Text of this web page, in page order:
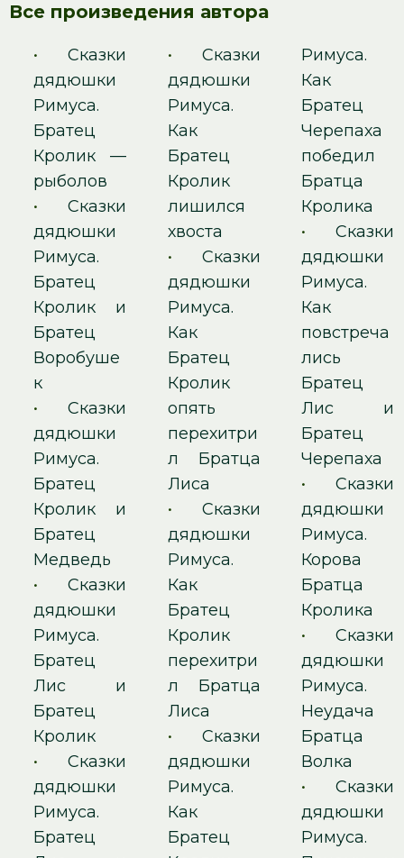
Все произведения автора
• Сказки
дядюшки
Римуса.
Братец
Кролик —
рыболов
• Сказки
дядюшки
Римуса.
Братец
Кролик и
Братец
Воробуше
к
• Сказки
дядюшки
Римуса.
Братец
Кролик и
Братец
Медведь
• Сказки
дядюшки
Римуса.
Братец
Лис и
Братец
Кролик
• Сказки
дядюшки
Римуса.
Братец
• Сказки
дядюшки
Римуса.
Как
Братец
Кролик
лишился
хвоста
• Сказки
дядюшки
Римуса.
Как
Братец
Кролик
опять
перехитри
л Братца
Лиса
• Сказки
дядюшки
Римуса.
Как
Братец
Кролик
перехитри
л Братца
Лиса
• Сказки
дядюшки
Римуса.
Как
Братец
Римуса.
Как
Братец
Черепаха
победил
Братца
Кролика
•Сказки
дядюшки
Римуса.
Как
повстреча
лись
Братец
Лис и
Братец
Черепаха
•Сказки
дядюшки
Римуса.
Корова
Братца
Кролика
•Сказки
дядюшки
Римуса.
Неудача
Братца
Волка
•Сказки
дядюшки
Римуса.